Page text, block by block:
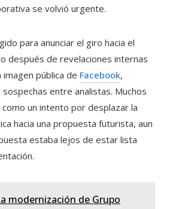
se volvió urgente.
para anunciar el giro hacia el
después de revelaciones internas
pública de Facebook,
entre analistas. Muchos
un intento por desplazar la
hacia una propuesta futurista, aun
estaba lejos de estar lista
modernización de Grupo